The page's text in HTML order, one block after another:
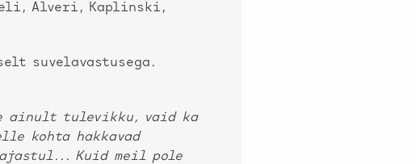
Alveri, Kaplinski,
suvelavastusega.
ainult tulevikku, vaid ka
kohta hakkavad
ajastul... Kuid meil pole